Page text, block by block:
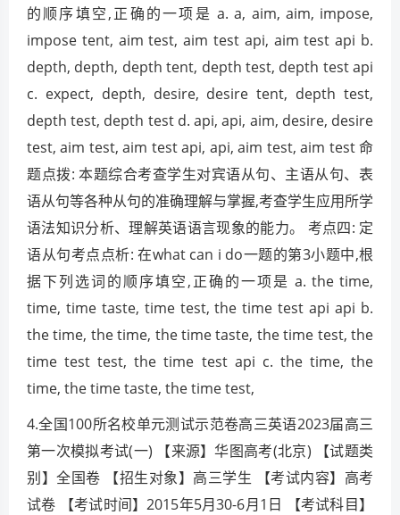
的顺序填空,正确的一项是 a. a, aim, aim, impose,
impose tent, aim test, aim test api, aim test api b.
depth, depth, depth tent, depth test, depth test api
c. expect, depth, desire, desire tent, depth test,
depth test, depth test d. api, api, aim, desire, desire
test, aim test, aim test api, api, aim test, aim test 命
题点拨: 本题综合考查学生对宾语从句、主语从句、表
语从句等各种从句的准确理解与掌握,考查学生应用所学
语法知识分析、理解英语语言现象的能力。 考点四: 定
语从句考点点析: 在what can i do一题的第3小题中,根
据下列选词的顺序填空,正确的一项是 a. the time,
time, time taste, time test, the time test api api b.
the time, the time, the time taste, the time test, the
time test test, the time test api c. the time, the
time, the time taste, the time test,
4.全国100所名校单元测试示范卷高三英语2023届高三
第一次模拟考试(一) 【来源】华图高考(北京) 【试题类
别】全国卷 【招生对象】高三学生 【考试内容】高考
试卷 【考试时间】2015年5月30-6月1日 【考试科目】